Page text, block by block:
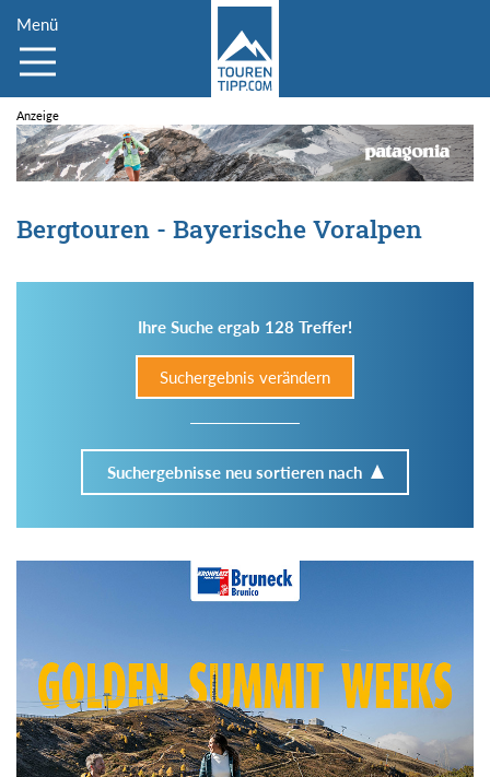
Menü
Bergtouren - Bayerische Voralpen
Ihre Suche ergab 128 Treffer!
Suchergebnis verändern
Suchergebnisse neu sortieren nach
Im Tourenarchiv suchen
Region: